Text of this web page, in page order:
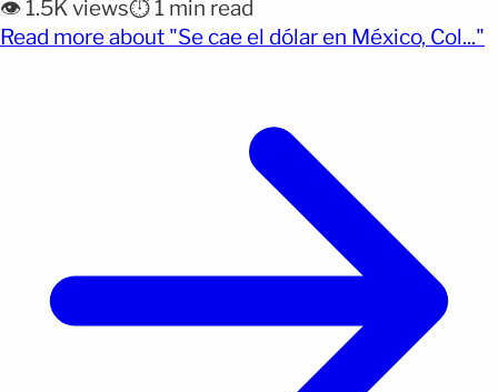
estadounidense. Por qué importa: Un dólar más
barato puede cambiar el valor de las remesas,
👁️ 1.5K views⏱️ 1 min read
Read more about "Se cae el dólar en México, Col..."